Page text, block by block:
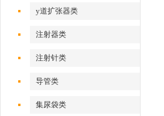
y道扩张器类
注射器类
注射针类
导管类
集尿袋类